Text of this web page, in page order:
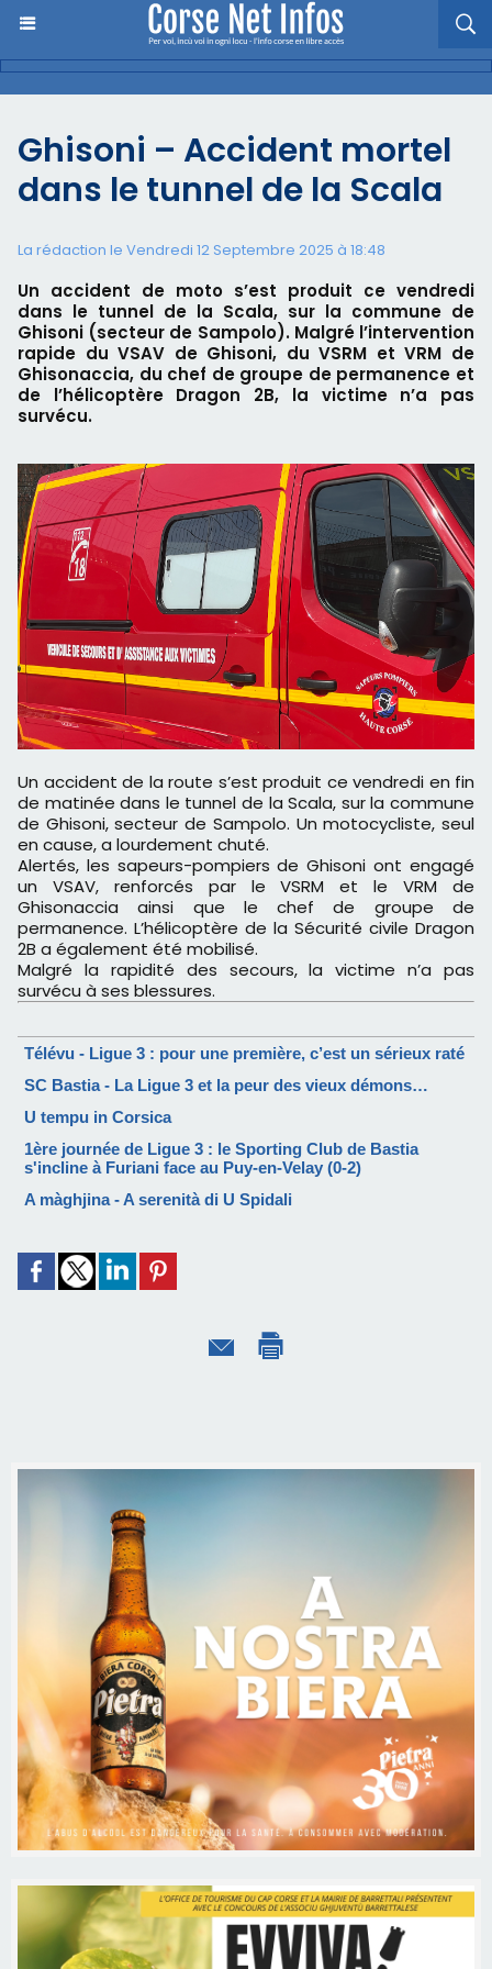
Ghisoni – Accident mortel
dans le tunnel de la Scala
La rédaction le Vendredi 12 Septembre 2025 à 18:48
Un accident de moto s’est produit ce vendredi
dans le tunnel de la Scala, sur la commune de
Ghisoni (secteur de Sampolo). Malgré l’intervention
rapide du VSAV de Ghisoni, du VSRM et VRM de
Ghisonaccia, du chef de groupe de permanence et
de l’hélicoptère Dragon 2B, la victime n’a pas
survécu.
Un accident de la route s’est produit ce vendredi en fin
de matinée dans le tunnel de la Scala, sur la commune
de Ghisoni, secteur de Sampolo. Un motocycliste, seul
en cause, a lourdement chuté.
Alertés, les sapeurs-pompiers de Ghisoni ont engagé
un VSAV, renforcés par le VSRM et le VRM de
Ghisonaccia ainsi que le chef de groupe de
permanence. L’hélicoptère de la Sécurité civile Dragon
2B a également été mobilisé.
Malgré la rapidité des secours, la victime n’a pas
survécu à ses blessures.
Télévu - Ligue 3 : pour une première, c’est un sérieux raté
SC Bastia - La Ligue 3 et la peur des vieux démons…
U tempu in Corsica
1ère journée de Ligue 3 : le Sporting Club de Bastia
s'incline à Furiani face au Puy-en-Velay (0-2)
A màghjina - A serenità di U Spidali